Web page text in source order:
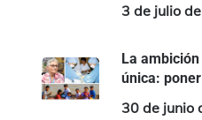
3 de julio
La
única:
30 de junio